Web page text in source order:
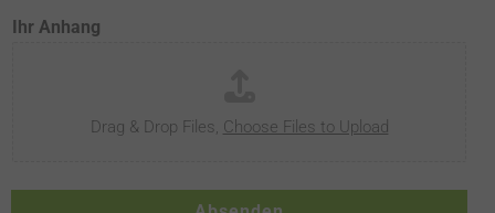
Ihr Anhang
Drag & Drop Files, Choose Files to Upload